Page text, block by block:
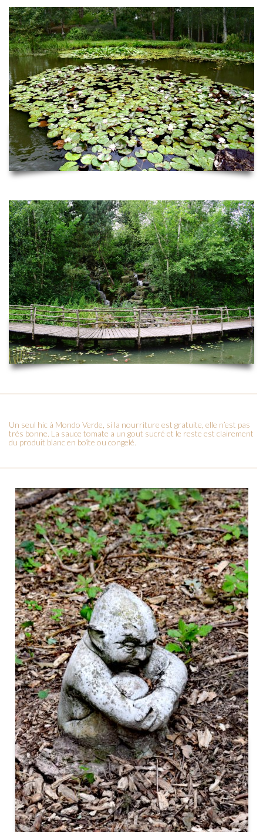
Un seul hic à Mondo Verde, si la nourriture est gratuite, elle n’est pas
très bonne. La sauce tomate a un gout sucré et le reste est clairement
du produit blanc en boîte ou congelé.